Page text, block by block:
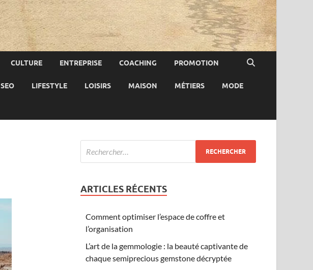
CULTURE ENTREPRISE COACHING PROMOTION
SEO LIFESTYLE LOISIRS MAISON MÉTIERS MODE
ARTICLES RÉCENTS
Comment optimiser l’espace de coffre et
l’organisation
L’art de la gemmologie : la beauté captivante de
chaque semiprecious gemstone décryptée